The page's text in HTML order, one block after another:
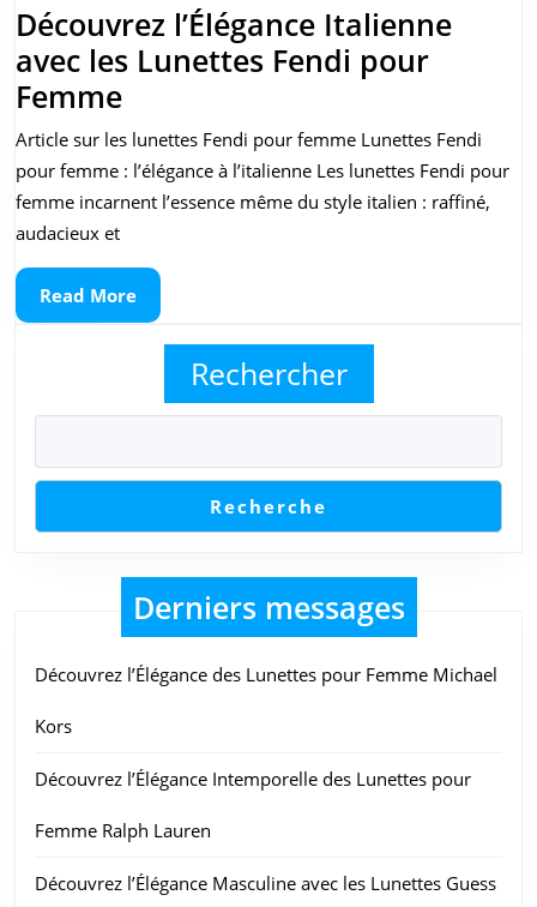
Découvrez l’Élégance Italienne
avec les Lunettes Fendi pour
FemmeDécouvrez
l’Élégance
Italienne
avec
Lunettes
Fendi
pour
Femme
Article sur les lunettes Fendi pour femme Lunettes Fendi
pour femme : l’élégance à l’italienne Les lunettes Fendi pour
femme incarnent l’essence même du style italien : raffiné,
audacieux et
Read MoreRead
More
Rechercher
Recherche
Derniers messages
Découvrez l’Élégance des Lunettes pour Femme Michael
Kors
Découvrez l’Élégance Intemporelle des Lunettes pour
Femme Ralph Lauren
Découvrez l’Élégance Masculine avec les Lunettes Guess